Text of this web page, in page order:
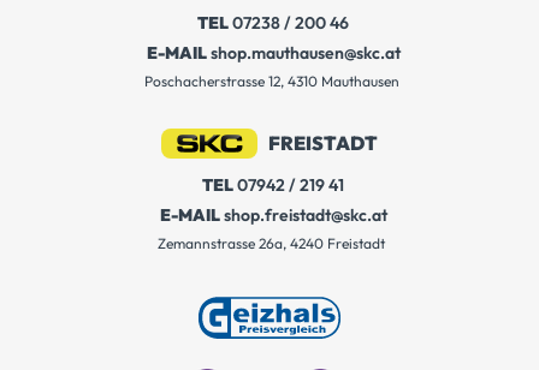
TEL07238 / 200 46
E-MAILshop.mauthausen@skc.at
Poschacherstrasse 12, 4310 Mauthausen
FREISTADT
TEL07942 / 219 41
E-MAILshop.freistadt@skc.at
Zemannstrasse 26a, 4240 Freistadt